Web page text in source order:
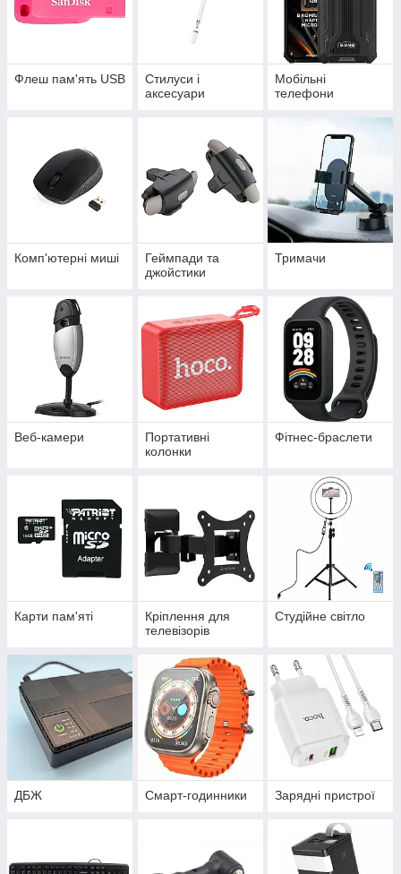
Флеш пам'ять USB
Стилуси і
аксесуари
Мобільні
телефони
Комп'ютерні миші
Геймпади та
джойстики
Тримачи
Веб-камери
Портативні
колонки
Фітнес-браслети
Карти пам'яті
Кріплення для
телевізорів
Студійне світло
ДБЖ Смарт-годинники Зарядні пристрої